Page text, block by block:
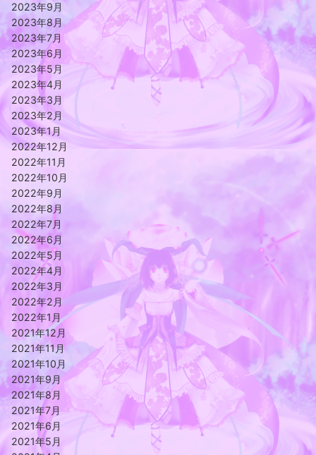
2023年9月
2023年8月
2023年7月
2023年6月
2023年5月
2023年4月
2023年3月
2023年2月
2023年1月
2022年12月
2022年11月
2022年10月
2022年9月
2022年8月
2022年7月
2022年6月
2022年5月
2022年4月
2022年3月
2022年2月
2022年1月
2021年12月
2021年11月
2021年10月
2021年9月
2021年8月
2021年7月
2021年6月
2021年5月